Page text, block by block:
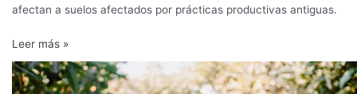
afectan a suelos afectados por prácticas productivas antiguas.
Leer más »
Palta
peruana